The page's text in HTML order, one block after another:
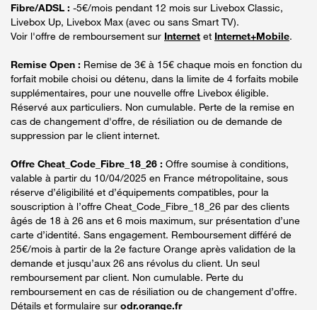
Fibre/ADSL : -5€/mois pendant 12 mois sur Livebox Classic,
Livebox Up, Livebox Max (avec ou sans Smart TV).
Voir l'offre de remboursement sur Internet et Internet+Mobile.
Remise Open : Remise de 3€ à 15€ chaque mois en fonction du
forfait mobile choisi ou détenu, dans la limite de 4 forfaits mobile
supplémentaires, pour une nouvelle offre Livebox éligible.
Réservé aux particuliers. Non cumulable. Perte de la remise en
cas de changement d'offre, de résiliation ou de demande de
suppression par le client internet.
Offre Cheat_Code_Fibre_18_26 : Offre soumise à conditions,
valable à partir du 10/04/2025 en France métropolitaine, sous
réserve d’éligibilité et d’équipements compatibles, pour la
souscription à l’offre Cheat_Code_Fibre_18_26 par des clients
âgés de 18 à 26 ans et 6 mois maximum, sur présentation d’une
carte d’identité. Sans engagement. Remboursement différé de
25€/mois à partir de la 2e facture Orange après validation de la
demande et jusqu’aux 26 ans révolus du client. Un seul
remboursement par client. Non cumulable. Perte du
remboursement en cas de résiliation ou de changement d’offre.
Détails et formulaire sur odr.orange.fr